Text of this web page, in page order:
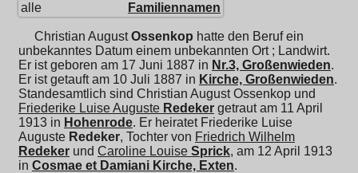
alle Familiennamen
Christian August Ossenkop hatte den Beruf ein
unbekanntes Datum einem unbekannten Ort ; Landwirt.
Er ist geboren am 17 Juni 1887 in Nr.3, Großenwieden.
Er ist getauft am 10 Juli 1887 in Kirche, Großenwieden.
Standesamtlich sind Christian August Ossenkop und
Friederike Luise Auguste Redeker getraut am 11 April
1913 in Hohenrode. Er heiratet Friederike Luise
Auguste Redeker, Tochter von Friedrich Wilhelm
Redeker und Caroline Louise Sprick, am 12 April 1913
in Cosmae et Damiani Kirche, Exten.